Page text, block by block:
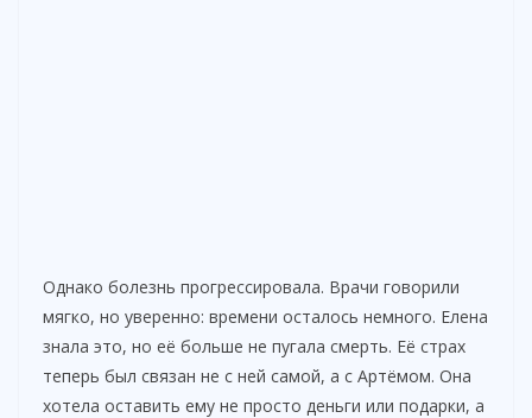
Однако болезнь прогрессировала. Врачи говорили
мягко, но уверенно: времени осталось немного. Елена
знала это, но её больше не пугала смерть. Её страх
теперь был связан не с ней самой, а с Артёмом. Она
хотела оставить ему не просто деньги или подарки, а